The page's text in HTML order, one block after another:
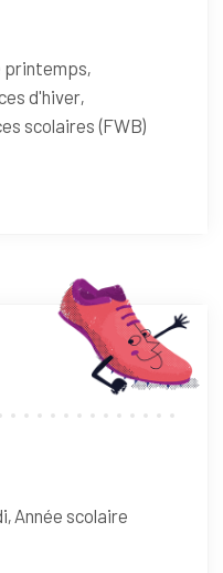
printemps
d'hiver
scolaires (FWB)
Année scolaire